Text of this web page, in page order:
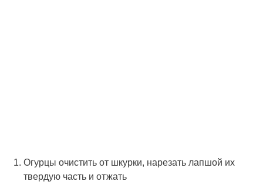
Огурцы очистить от шкурки, нарезать лапшой их
твердую часть и отжать